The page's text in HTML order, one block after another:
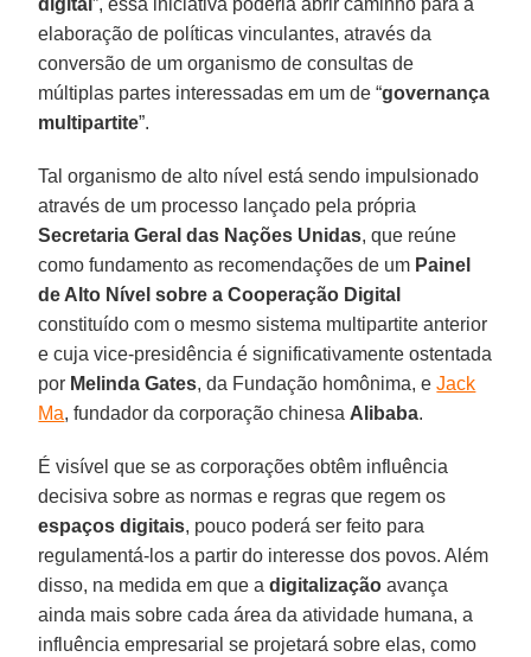
elaboração de políticas vinculantes, através da
conversão de um organismo de consultas de
múltiplas partes interessadas em um de “governança
multipartite”.
Tal organismo de alto nível está sendo impulsionado
através de um processo lançado pela própria
Secretaria Geral das Nações Unidas, que reúne
como fundamento as recomendações de um Painel
de Alto Nível sobre a Cooperação Digital
constituído com o mesmo sistema multipartite anterior
e cuja vice-presidência é significativamente ostentada
por Melinda Gates, da Fundação homônima, eJack
Ma, fundador da corporação chinesa Alibaba.
É visível que se as corporações obtêm influência
decisiva sobre as normas e regras que regem os
espaços digitais, pouco poderá ser feito para
regulamentá-los a partir do interesse dos povos. Além
disso, na medida em que adigitalização avança
ainda mais sobre cada área da atividade humana, a
influência empresarial se projetará sobre elas, como